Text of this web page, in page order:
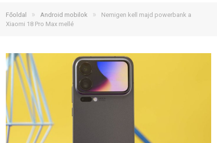
Főoldal » Android mobilok »
Nemigen kell majd powerbank a
Xiaomi 18 Pro Max mellé